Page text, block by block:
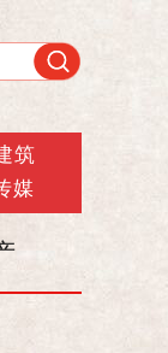
筑
媒